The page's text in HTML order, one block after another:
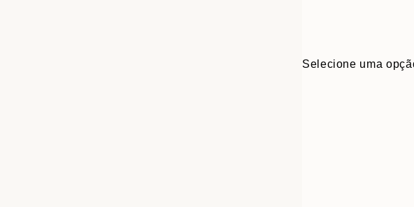
Selecione uma